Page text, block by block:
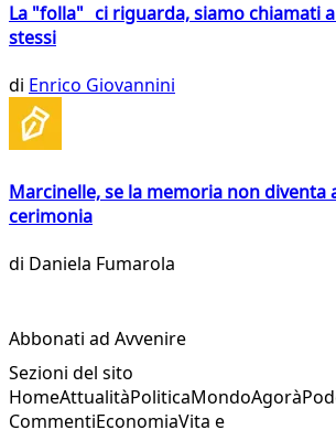
La "folla" ci riguarda, siamo chiamati
stessi
di Enrico Giovannini
Marcinelle, se la memoria non diventa
cerimonia
di Daniela Fumarola
Abbonati ad Avvenire
Sezioni del sito
HomeAttualitàPoliticaMondoAgorà
CommentiEconomiaVita e